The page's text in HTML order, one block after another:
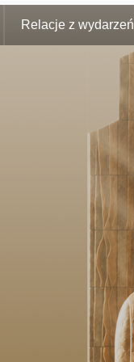
Relacje z wydarzeń